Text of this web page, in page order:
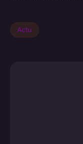
Actu